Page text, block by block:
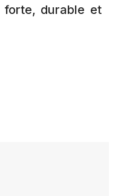
forte, durable et